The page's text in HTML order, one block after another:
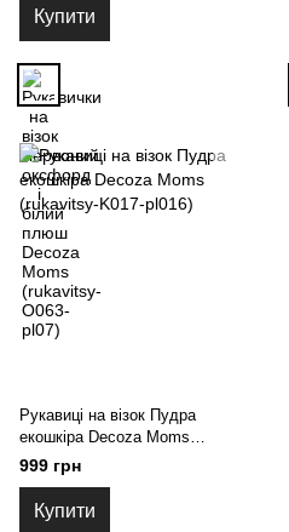
Купити
Рукавиці на візок Пудра
екошкіра Decoza Moms
(rukavitsy-K017-pl016)
999 грн
Купити